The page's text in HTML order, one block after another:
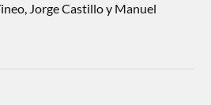
Jorge Castillo y Manuel